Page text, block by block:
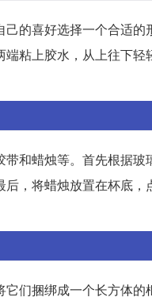
的喜好选择一个合适的
粘上胶水，从上往下轻
和蜡烛等。首先根据玻
，将蜡烛放置在杯底，
们捆绑成一个长方体的